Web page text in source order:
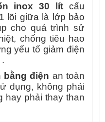
inox 30 lít cấu
lõi giữa là lớp bảo
cho quá trình sử
chống tiêu hao
yếu tố giảm điện
bằng điện an toàn
dụng, không phải
hay phải thay than